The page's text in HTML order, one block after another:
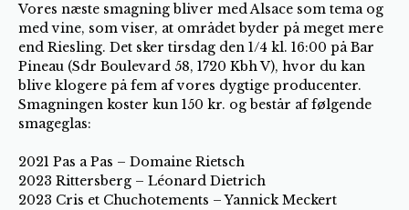
Vores næste smagning bliver med Alsace som tema og
med vine, som viser, at området byder på meget mere
end Riesling. Det sker tirsdag den 1/4 kl. 16:00 på Bar
Pineau (Sdr Boulevard 58, 1720 Kbh V), hvor du kan
blive klogere på fem af vores dygtige producenter.
Smagningen koster kun 150 kr. og består af følgende
smageglas:
2021 Pas a Pas – Domaine Rietsch
2023 Rittersberg – Léonard Dietrich
2023 Cris et Chuchotements – Yannick Meckert